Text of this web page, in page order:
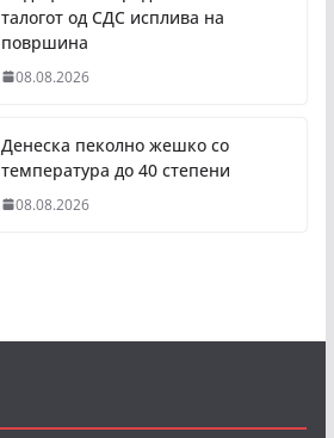
талогот од СДС исплива на
површина
08.08.2026
Денеска пеколно жешко со
температура до 40 степени
08.08.2026